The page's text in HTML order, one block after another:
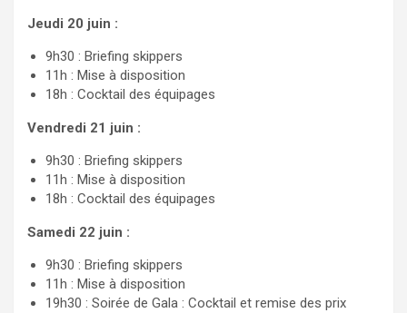
Jeudi 20 juin :
9h30 : Briefing skippers
11h : Mise à disposition
18h : Cocktail des équipages
Vendredi 21 juin :
9h30 : Briefing skippers
11h : Mise à disposition
18h : Cocktail des équipages
Samedi 22 juin :
9h30 : Briefing skippers
11h : Mise à disposition
19h30 : Soirée de Gala : Cocktail et remise des prix